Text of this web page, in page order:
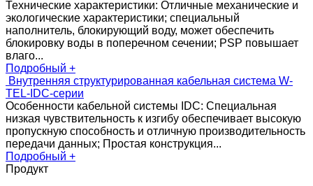
Технические характеристики: Отличные механические и
экологические характеристики; специальный
наполнитель, блокирующий воду, может обеспечить
блокировку воды в поперечном сечении; PSP повышает
влаго...
Подробный +
Внутренняя структурированная кабельная система W-
TEL-IDC-серии
Особенности кабельной системы IDC: Специальная
низкая чувствительность к изгибу обеспечивает высокую
пропускную способность и отличную производительность
передачи данных; Простая конструкция...
Подробный +
Продукт